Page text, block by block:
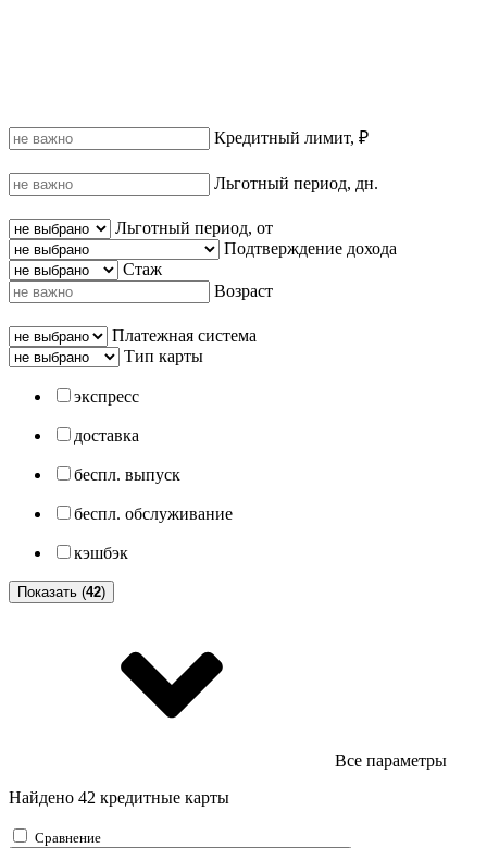
Кредитный лимит, ₽
Льготный период, дн.
Льготный период, от
Подтверждение дохода
Стаж
Возраст
Платежная система
Тип карты
экспресс
доставка
беспл. выпуск
беспл. обслуживание
кэшбэк
Показать (42)
Все параметры
Найдено 42 кредитные карты
Сравнение